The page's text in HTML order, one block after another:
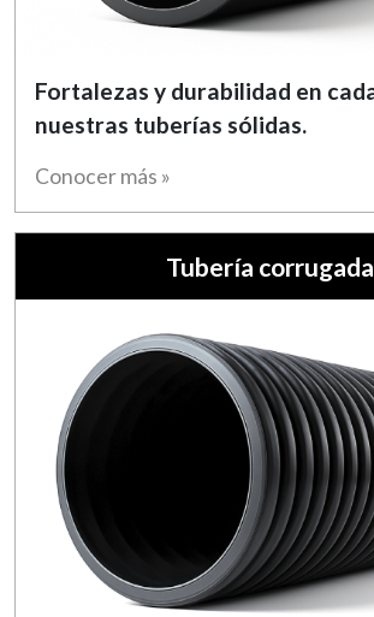
Fortalezas y durabilidad en
nuestras tuberías sólidas.
Conocer más »
Tubería corrugada